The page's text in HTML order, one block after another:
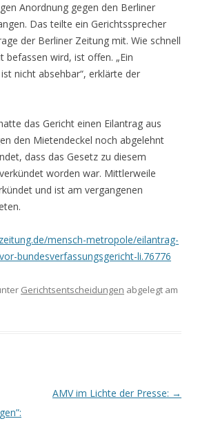
Anordnung gegen den Berliner
Das teilte ein Gerichtssprecher
der Berliner Zeitung mit. Wie schnell
befassen wird, ist offen. „Ein
nicht absehbar“, erklärte der
das Gericht einen Eilantrag aus
den Mietendeckel noch abgelehnt
dass das Gesetz zu diesem
worden war. Mittlerweile
und ist am vergangenen
mensch-metropole/eilantrag-
bundesverfassungsgericht-li.76776
Gerichtsentscheidungen abgelegt am
AMV im Lichte der Presse: →